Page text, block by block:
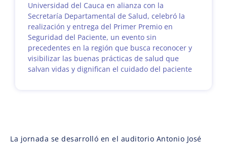
Universidad del Cauca en alianza con la
Secretaría Departamental de Salud, celebró la
realización y entrega del Primer Premio en
Seguridad del Paciente, un evento sin
precedentes en la región que busca reconocer y
visibilizar las buenas prácticas de salud que
salvan vidas y dignifican el cuidado del paciente
La jornada se desarrolló en el auditorio Antonio José